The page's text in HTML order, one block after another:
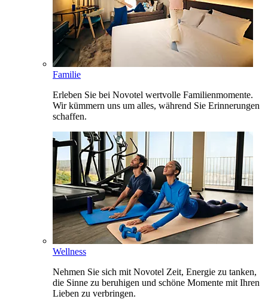
Familie
Erleben Sie bei Novotel wertvolle Familienmomente.
Wir kümmern uns um alles, während Sie Erinnerungen
schaffen.
Wellness
Nehmen Sie sich mit Novotel Zeit, Energie zu tanken,
die Sinne zu beruhigen und schöne Momente mit Ihren
Lieben zu verbringen.